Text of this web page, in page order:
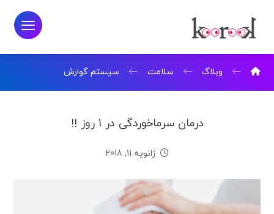
وبلاگ سلامت سیستم گوارش
درمان سرماخوردگی در 1 روز !!
ژانویه 11, 2018